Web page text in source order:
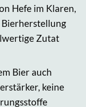
Hefe im Klaren,
Bierherstellung
Zutat
Bier auch
keine